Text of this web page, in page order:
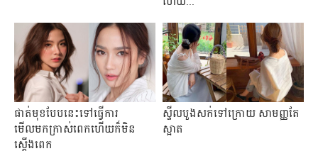
ផាត់មុខបែបនេះទៅធ្វើការ
មើលមកក្រាស់ពេកហើយក៏មិន
ស្តើងពេក
ស្ទីលបួងសក់ទៅក្រោយ សាមញ្ញតែ
ស្អាត